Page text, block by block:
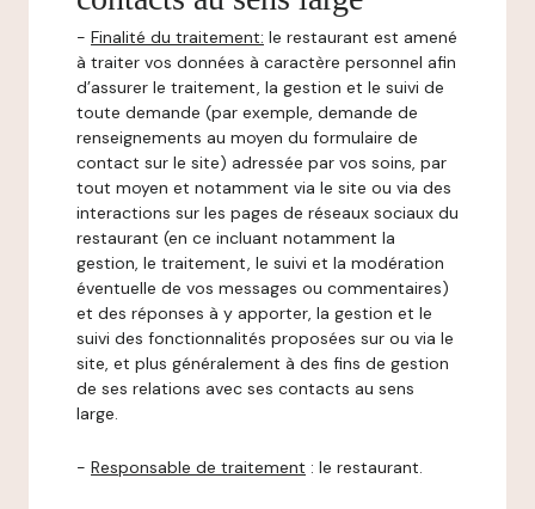
- Finalité du traitement: le restaurant est amené
à traiter vos données à caractère personnel afin
d’assurer le traitement, la gestion et le suivi de
toute demande (par exemple, demande de
renseignements au moyen du formulaire de
contact sur le site) adressée par vos soins, par
tout moyen et notamment via le site ou via des
interactions sur les pages de réseaux sociaux du
restaurant (en ce incluant notamment la
gestion, le traitement, le suivi et la modération
éventuelle de vos messages ou commentaires)
et des réponses à y apporter, la gestion et le
suivi des fonctionnalités proposées sur ou via le
site, et plus généralement à des fins de gestion
de ses relations avec ses contacts au sens
large.
- Responsable de traitement : le restaurant.